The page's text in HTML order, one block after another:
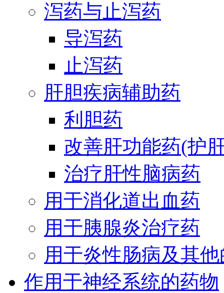
泻药与止泻药
导泻药
止泻药
肝胆疾病辅助药
利胆药
改善肝功能药(护
治疗肝性脑病药
用于消化道出血药
用于胰腺炎治疗药
用于炎性肠病及其
作用于神经系统的药物